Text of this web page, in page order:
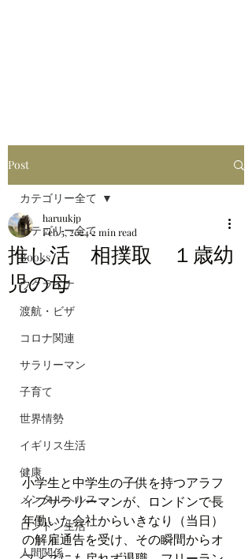
Post
カテゴリー全て
Books
ウクライナ
渡航・ビザ
コロナ関連
サラリーマン
子育て
世界情勢
イギリス生活
健康
メンタルヘルス
ロンドン生活
人間関係
カテゴリー全て
推し活 相撲取 １歳幼
児の母
haruukjp
Feb 5, 20242 min read
小学生と中学生の子供を持つアラフ
ィフサラリーマンが、ロンドンで長
年働いた会社からいきなり（当日）
の解雇通告を受け、その瞬間からオ